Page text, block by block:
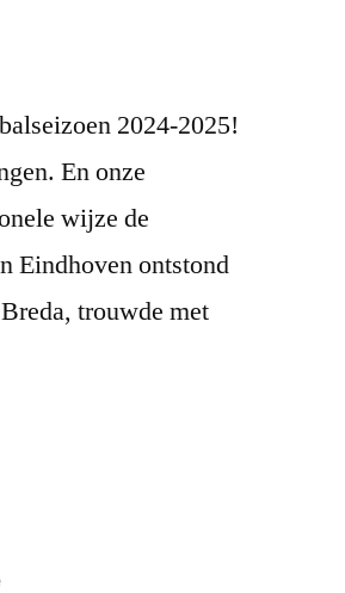
2024-2025!
En onze
wijze de
Eindhoven ontstond
trouwde met